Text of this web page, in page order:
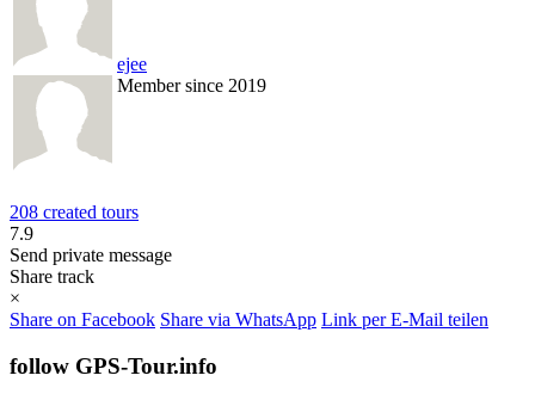
ejee
Member since 2019
208 created tours
7.9
Send private message
Share track
×
Share on Facebook Share via WhatsApp Link per E-Mail teilen
follow GPS-Tour.info